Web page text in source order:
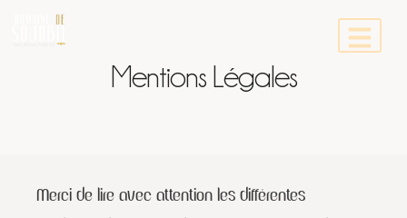
Mentions Légales
Merci de lire avec attention les différentes